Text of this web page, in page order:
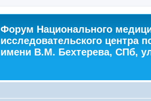
Форум Национального
исследовательского центра
имени В.М. Бехтерева, СПб,